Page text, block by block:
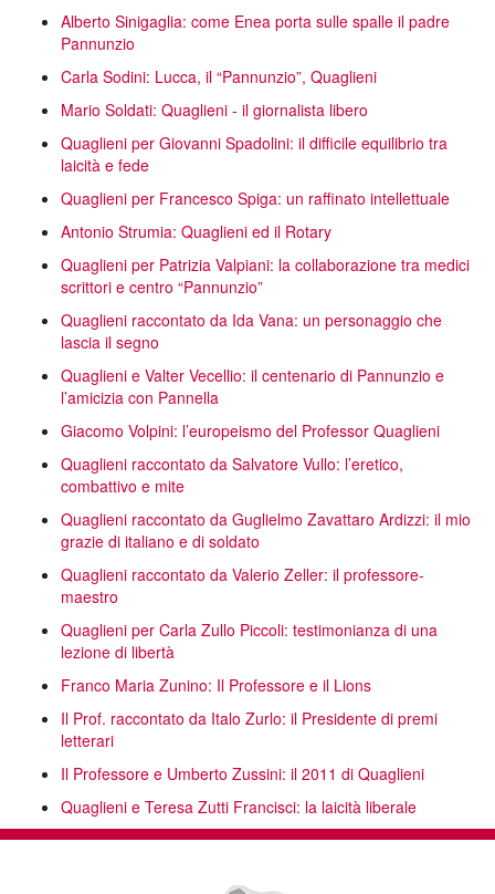
Alberto Sinigaglia: come Enea porta sulle spalle il padre
Pannunzio
Carla Sodini: Lucca, il “Pannunzio”, Quaglieni
Mario Soldati: Quaglieni - il giornalista libero
Quaglieni per Giovanni Spadolini: il difficile equilibrio tra
laicità e fede
Quaglieni per Francesco Spiga: un raffinato intellettuale
Antonio Strumia: Quaglieni ed il Rotary
Quaglieni per Patrizia Valpiani: la collaborazione tra medici
scrittori e centro “Pannunzio”
Quaglieni raccontato da Ida Vana: un personaggio che
lascia il segno
Quaglieni e Valter Vecellio: il centenario di Pannunzio e
l’amicizia con Pannella
Giacomo Volpini: l’europeismo del Professor Quaglieni
Quaglieni raccontato da Salvatore Vullo: l’eretico,
combattivo e mite
Quaglieni raccontato da Guglielmo Zavattaro Ardizzi: il mio
grazie di italiano e di soldato
Quaglieni raccontato da Valerio Zeller: il professore-
maestro
Quaglieni per Carla Zullo Piccoli: testimonianza di una
lezione di libertà
Franco Maria Zunino: Il Professore e il Lions
Il Prof. raccontato da Italo Zurlo: il Presidente di premi
letterari
Il Professore e Umberto Zussini: il 2011 di Quaglieni
Quaglieni e Teresa Zutti Francisci: la laicità liberale